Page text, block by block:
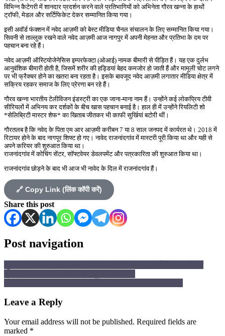
विभिन्न कैटेगरी में शानदार प्रदर्शन करने वाले प्रतिभागियों को अभिनेता गौरव खन्ना के हाथों
ट्रॉफी, मेडल और सर्टिफिकेट देकर सम्मानित किया गया।
इसी अवॉर्ड फंक्शन में नवेद आज़मी को बेस्ट मीडिया चैनल संचालन के लिए सम्मानित किया गया।
सिवनी से ताल्लुक रखने वाले नवेद आज़मी आज नागपुर में अपनी मेहनत और प्रतिभा के दम पर
पहचान बना रहे हैं।
नवेद आज़मी ऑस्टियोजेनेसिस इम्परफेक्टा (ओआई) नामक बीमारी से पीड़ित हैं। यह एक दुर्लभ
आनुवंशिक बीमारी होती है, जिसमें शरीर की हड्डियां बेहद कमजोर हो जाती हैं और मामूली चोट लगने
पर भी फ्रैक्चर होने का खतरा बना रहता है। इसके बावजूद नवेद आज़मी लगातार मीडिया क्षेत्र में
सक्रिय रहकर समाज के लिए प्रेरणा बन रहे हैं।
गौरव खन्ना भारतीय टेलीविजन इंडस्ट्री का एक जाना-माना नाम हैं। उन्होंने कई लोकप्रिय टीवी
सीरियलों में अभिनय कर दर्शकों के बीच खास पहचान बनाई है। हाल ही में उन्होंने रियलिटी शो
*सेलिब्रिटी मास्टर शेफ* का खिताब जीतकर भी काफी सुर्खियां बटोरी थीं।
गौरतलब है कि नवेद के पिता एम आर आज़मी करीबन 7 या 8 साल जनपद में कार्यरत थे। 2018 में
रिटायर होने के बाद नागपूर शिफ्ट हो गए। नावेद राजनांदगांव में मास्टरी पूरी किया था और यही से
अपने करियर की शुरुआत किया था।
राजनांदगांव में कोचिंग सेंटर, सॉफ्टवेयर डेवलपमेंट और पत्रकारिता की शुरुआत किया था।
राजनांदगांव छोड़ने के बाद भी आज भी नावेद के दिल में राजनांदगांव हैं।
🔗 Copy Link (लिंक कॉपी करें)
Share this post
Post navigation
Leave a Reply
Your email address will not be published. Required fields are
marked *